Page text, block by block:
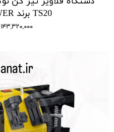
TS20 برند AST-POWER
۱۴۳,۳۲۰,۰۰۰ تومان